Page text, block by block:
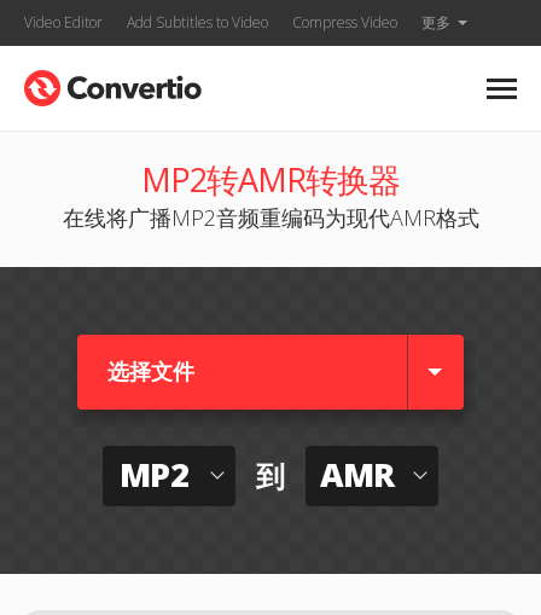
Video Editor Add Subtitles to Video Compress Video 更多
MP2转AMR转换器
在线将广播MP2音频重编码为现代AMR格式
选择文件
MP2 到 AMR